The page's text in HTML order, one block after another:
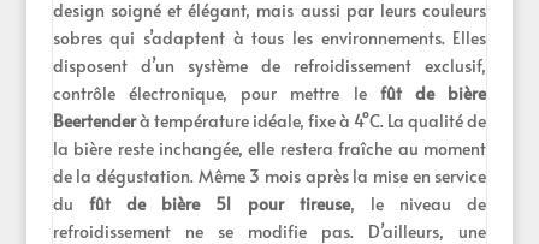
design soigné et élégant, mais aussi par leurs couleurs
sobres qui s’adaptent à tous les environnements. Elles
disposent d’un système de refroidissement exclusif,
contrôle électronique, pour mettre le fût de bière
Beertenderà température idéale, fixe à 4°C. La qualité de
la bière reste inchangée, elle restera fraîche au moment
de la dégustation. Même 3 mois après la mise en service
du fût de bière 5l pour tireuse, le niveau de
refroidissement ne se modifie pas. D’ailleurs, une